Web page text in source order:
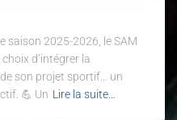
saison 2025-2026, le SAM
d’intégrer la
son projet sportif… un
💪 Un Lire la suite…